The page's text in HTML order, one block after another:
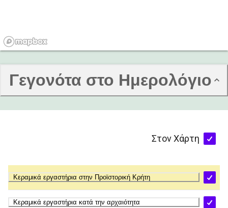
Γεγονότα στο Ημερολόγιο
Στον Χάρτη
Κεραμικά εργαστήρια στην Προϊστορική Κρήτη
Κεραμικά εργαστήρια κατά την αρχαιότητα